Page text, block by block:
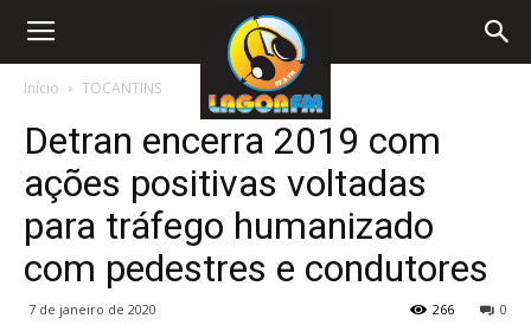
Início TOCANTINS
Detran encerra 2019 com
ações positivas voltadas
para tráfego humanizado
com pedestres e condutores
7 de janeiro de 2020 0
266